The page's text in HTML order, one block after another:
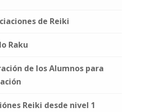
de Reiki
Raku
de los Alumnos para
Reiki desde nivel 1